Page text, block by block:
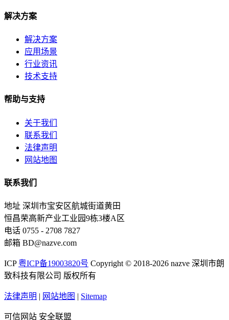
解决方案
解决方案
应用场景
行业资讯
技术支持
帮助与支持
关于我们
联系我们
法律声明
网站地图
联系我们
地址 深圳市宝安区航城街道黄田
恒昌荣高新产业工业园9栋3楼A区
电话 0755 - 2708 7827
邮箱 BD@nazve.com
ICP 粤ICP备19003820号 Copyright © 2018-2026 nazve 深圳市朗
致科技有限公司 版权所有
法律声明 | 网站地图 | Sitemap
可信网站 安全联盟